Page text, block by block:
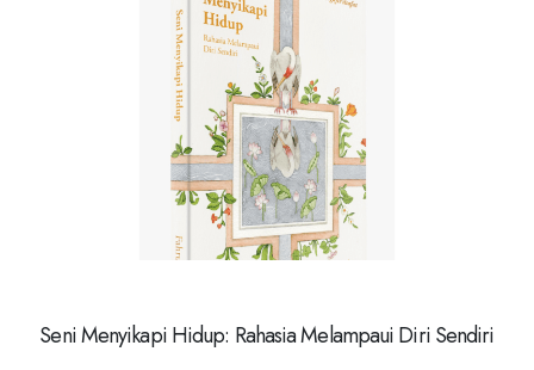
Seni Menyikapi Hidup: Rahasia Melampaui Diri Sendiri